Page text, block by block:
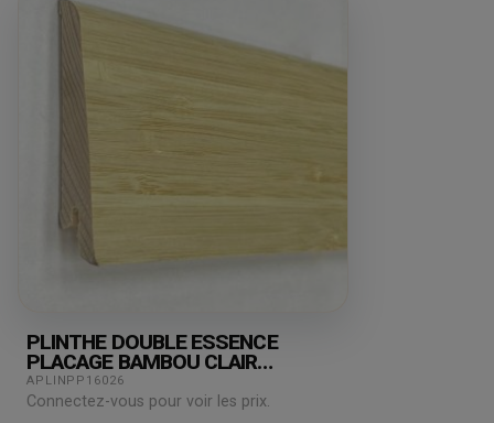
PLINTHE DOUBLE ESSENCE
PLACAGE BAMBOU CLAIR
80X15X2500MM
APLINPP16026
Connectez-vous pour voir les prix.